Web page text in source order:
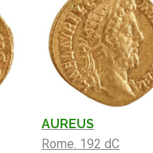
AUREUS
Rome. 192 dC